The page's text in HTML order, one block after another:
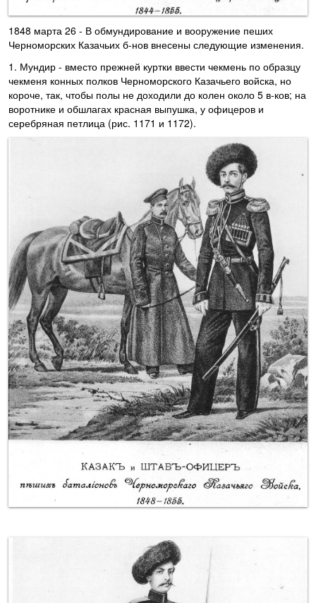
1848 марта 26 - В обмундирование и вооружение пеших
Черноморских Казачьих б-нов внесены следующие изменения.
1. Мундир - вместо прежней куртки ввести чекмень по образцу
чекменя конных полков Черноморского Казачьего войска, но
короче, так, чтобы полы не доходили до колен около 5 в-ков; на
воротнике и обшлагах красная выпушка, у офицеров и
серебряная петлица (рис. 1171 и 1172).